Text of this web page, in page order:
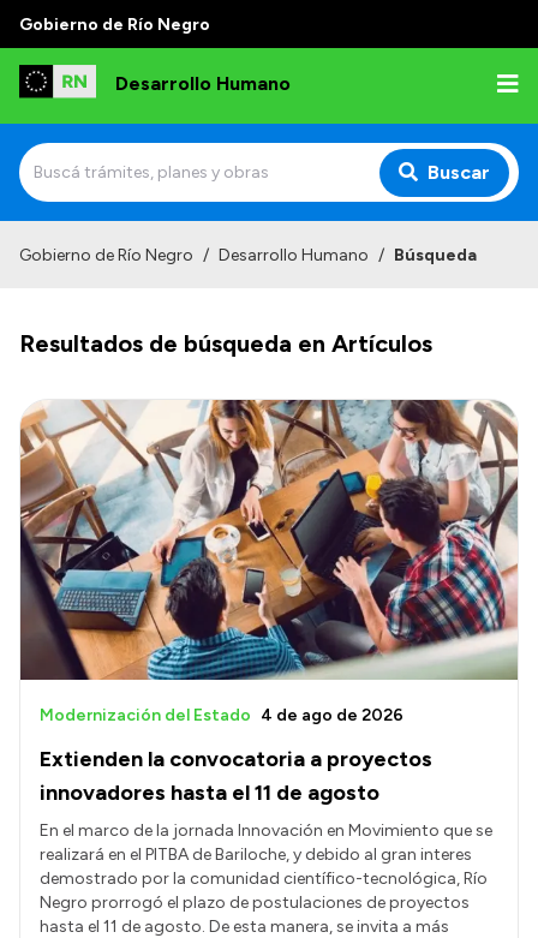
Gobierno de Río Negro
Desarrollo Humano
Buscar
Misión
Autoridades
Delegaciones
Normativa
Transparencia
Presupuesto
Boletín Oficial
Compras y licitaciones
Consulta de pago a proveedores
Convocatorias
Intranet
Login
Gobierno de Río Negro / Desarrollo Humano / Búsqueda
Resultados de búsqueda en Artículos
Extienden la convocatoria a proyectos
innovadores hasta el 11 de agosto
Modernización del Estado 4 de ago de 2026
En el marco de la jornada Innovación en Movimiento que se
realizará en el PITBA de Bariloche, y debido al gran interes
demostrado por la comunidad científico-tecnológica, Río
Negro prorrogó el plazo de postulaciones de proyectos
hasta el 11 de agosto. De esta manera, se invita a más